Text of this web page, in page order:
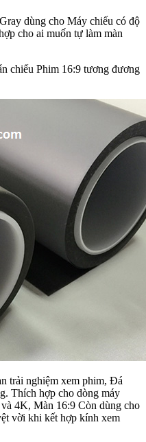
dùng cho Máy chiếu có độ
cho ai muốn tự làm màn
chiếu Phim 16:9 tương đương
trải nghiệm xem phim, Đá
Thích hợp cho dòng máy
4K, Màn 16:9 Còn dùng cho
vời khi kết hợp kính xem